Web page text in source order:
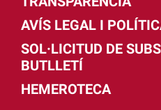
AVÍS LEGAL I
SOL·LICITUD DE
BUTLLETÍ
HEMEROTECA